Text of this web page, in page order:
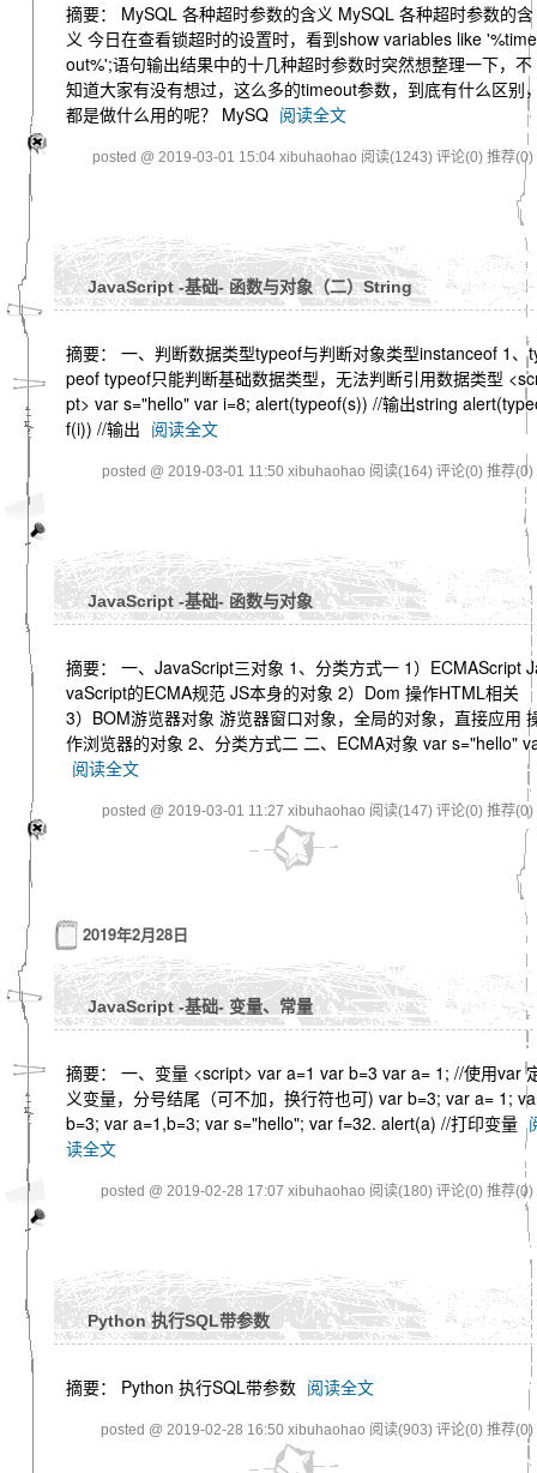
摘要： MySQL 各种超时参数的含义 MySQL 各种超时参数的含
义 今日在查看锁超时的设置时，看到show variables like '%time
out%';语句输出结果中的十几种超时参数时突然想整理一下，不
知道大家有没有想过，这么多的timeout参数，到底有什么区别
都是做什么用的呢？ MySQ 阅读全文
posted @ 2019-03-01 15:04 xibuhaohao 阅读(1243) 评论(0) 推荐(0)
JavaScript -基础- 函数与对象（二）String
摘要： 一、判断数据类型typeof与判断对象类型instanceof 1、
peof typeof只能判断基础数据类型，无法判断引用数据类型
pt> var s="hello" var i=8; alert(typeof(s)) //输出string
f(i)) //输出 阅读全文
posted @ 2019-03-01 11:50 xibuhaohao 阅读(164) 评论(0) 推荐(0)
JavaScript -基础- 函数与对象
摘要： 一、JavaScript三对象 1、分类方式一 1）ECMAScript
vaScript的ECMA规范 JS本身的对象 2）Dom 操作HTML相关
3）BOM游览器对象 游览器窗口对象，全局的对象，直接应用
作浏览器的对象 2、分类方式二 二、ECMA对象 var s="hello"
阅读全文
posted @ 2019-03-01 11:27 xibuhaohao 阅读(147) 评论(0) 推荐(0)
2019年2月28日
JavaScript -基础- 变量、常量
摘要： 一、变量 <script> var a=1 var b=3 var a= 1; //使用var
义变量，分号结尾（可不加，换行符也可) var b=3; var a= 1;
b=3; var a=1,b=3; var s="hello"; var f=32. alert(a) //打印变量
读全文
posted @ 2019-02-28 17:07 xibuhaohao 阅读(180) 评论(0) 推荐(0)
Python 执行SQL带参数
摘要： Python 执行SQL带参数 阅读全文
posted @ 2019-02-28 16:50 xibuhaohao 阅读(903) 评论(0) 推荐(0)